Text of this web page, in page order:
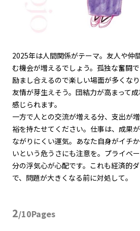
2025年は人間関係がテーマ。友人や仲
む機会が増えるでしょう。孤独な奮闘
励まし合えるので楽しい場面が多くな
友情が芽生えそう。団結力が高まって
感じられます。
一方で人との交流が増える分、支出が
裕を持たせてください。仕事は、成果
ながりにくい運気。あなた自身がイチ
いという危うさにも注意を。プライベ
分の浮気心が心配です。これも経済的
で、問題が大きくなる前に対処して。
2/10Pages